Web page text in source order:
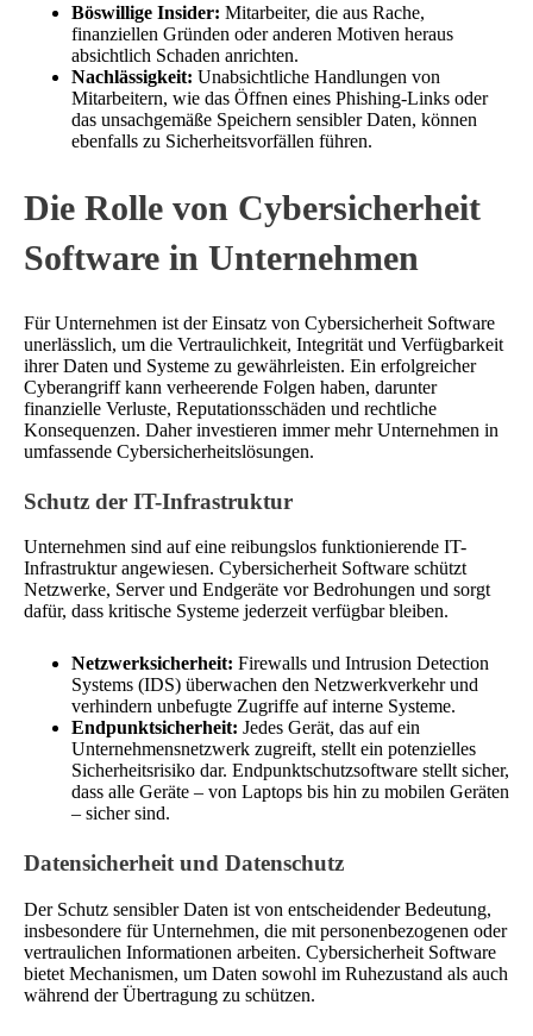
Böswillige Insider: Mitarbeiter, die aus Rache,
finanziellen Gründen oder anderen Motiven heraus
absichtlich Schaden anrichten.
Nachlässigkeit: Unabsichtliche Handlungen von
Mitarbeitern, wie das Öffnen eines Phishing-Links oder
das unsachgemäße Speichern sensibler Daten, können
ebenfalls zu Sicherheitsvorfällen führen.
Die Rolle von Cybersicherheit
Software in Unternehmen
Für Unternehmen ist der Einsatz von Cybersicherheit Software
unerlässlich, um die Vertraulichkeit, Integrität und Verfügbarkeit
ihrer Daten und Systeme zu gewährleisten. Ein erfolgreicher
Cyberangriff kann verheerende Folgen haben, darunter
finanzielle Verluste, Reputationsschäden und rechtliche
Konsequenzen. Daher investieren immer mehr Unternehmen in
umfassende Cybersicherheitslösungen.
Schutz der IT-Infrastruktur
Unternehmen sind auf eine reibungslos funktionierende IT-
Infrastruktur angewiesen. Cybersicherheit Software schützt
Netzwerke, Server und Endgeräte vor Bedrohungen und sorgt
dafür, dass kritische Systeme jederzeit verfügbar bleiben.
Netzwerksicherheit: Firewalls und Intrusion Detection
Systems (IDS) überwachen den Netzwerkverkehr und
verhindern unbefugte Zugriffe auf interne Systeme.
Endpunktsicherheit: Jedes Gerät, das auf ein
Unternehmensnetzwerk zugreift, stellt ein potenzielles
Sicherheitsrisiko dar. Endpunktschutzsoftware stellt sicher,
dass alle Geräte – von Laptops bis hin zu mobilen Geräten
– sicher sind.
Datensicherheit und Datenschutz
Der Schutz sensibler Daten ist von entscheidender Bedeutung,
insbesondere für Unternehmen, die mit personenbezogenen oder
vertraulichen Informationen arbeiten. Cybersicherheit Software
bietet Mechanismen, um Daten sowohl im Ruhezustand als auch
während der Übertragung zu schützen.